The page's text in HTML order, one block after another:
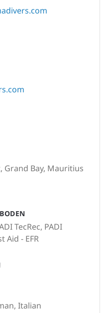
TecRec, PADI
Aid - EFR
Italian
Grand Bay, Mauritius